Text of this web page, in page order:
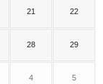
21 22
28 29
4 5